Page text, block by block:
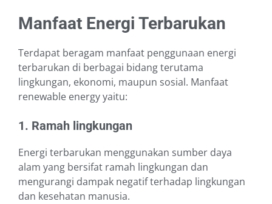
Manfaat Energi Terbarukan
Terdapat beragam manfaat penggunaan energi
terbarukan di berbagai bidang terutama
lingkungan, ekonomi, maupun sosial. Manfaat
renewable energy yaitu:
1. Ramah lingkungan
Energi terbarukan menggunakan sumber daya
alam yang bersifat ramah lingkungan dan
mengurangi dampak negatif terhadap lingkungan
dan kesehatan manusia.